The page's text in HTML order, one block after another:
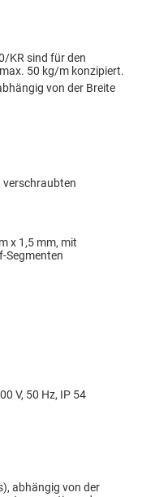
KR sind für den
50 kg/m konzipiert.
von der Breite
x 1,5 mm, mit
Segmenten
V, 50 Hz, IP 54
abhängig von der